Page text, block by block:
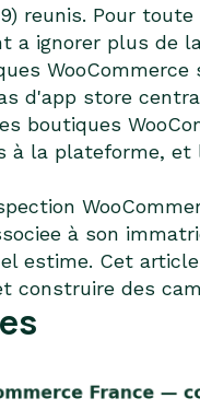
reunis. Pour
a ignorer plus de
d'app store
boutiques
la plateforme,
à son
estime. Cet
des